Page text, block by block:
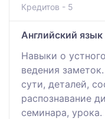
Кредитов - 5
Английский
Навыки о
ведения
сути, деталей,
распознавание
семинара,